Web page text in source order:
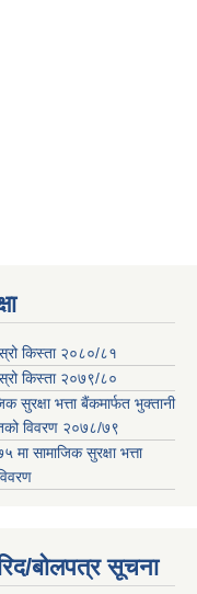
किस्ता २०८०/८१
किस्ता २०७९/८०
सुरक्षा भत्ता बैंकमार्फत भुक्तानी
विवरण २०७८/७९
सामाजिक सुरक्षा भत्ता
बोलपत्र सूचना